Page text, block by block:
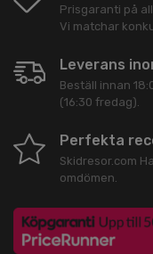
Prisgaranti på
Vi matchar
Leverans
Beställ innan
(16:30 fredag).
Perfekta
Skidresor.com
omdömen.